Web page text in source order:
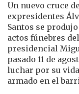
Un nuevo cruce
expresidentes
Santos se
actos fúnebres
presidencial
pasado 11 de
luchar por su
armado en el